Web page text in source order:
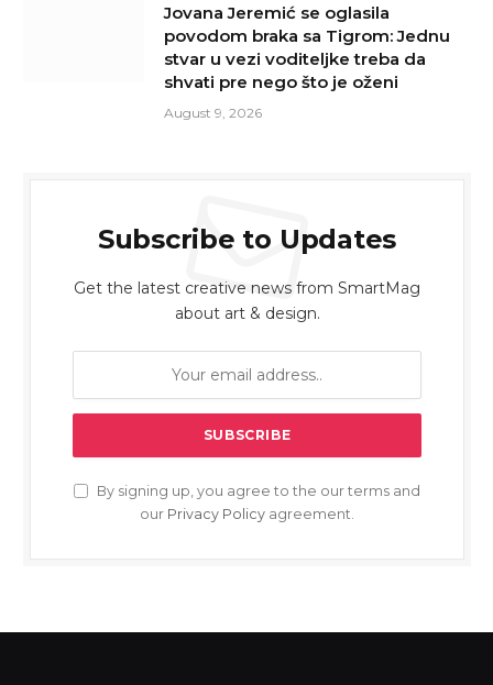
Jovana Jeremić se oglasila
povodom braka sa Tigrom: Jednu
stvar u vezi voditeljke treba da
shvati pre nego što je oženi
August 9, 2026
Subscribe to Updates
Get the latest creative news from SmartMag
about art & design.
By signing up, you agree to the our terms and
our Privacy Policy agreement.